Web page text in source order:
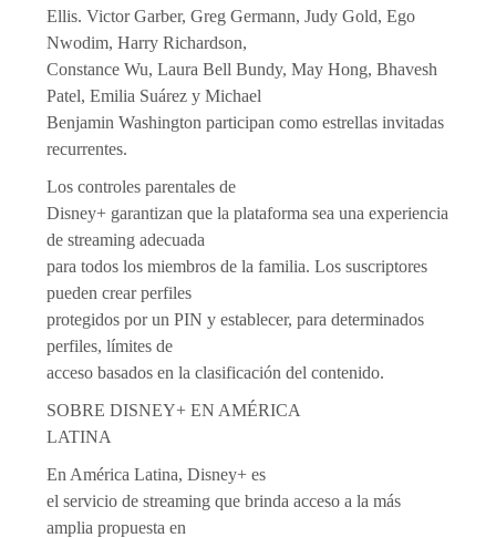
Ellis. Victor Garber, Greg Germann, Judy Gold, Ego
Nwodim, Harry Richardson,
Constance Wu, Laura Bell Bundy, May Hong, Bhavesh
Patel, Emilia Suárez y Michael
Benjamin Washington participan como estrellas invitadas
recurrentes.
Los controles parentales de
Disney+ garantizan que la plataforma sea una experiencia
de streaming adecuada
para todos los miembros de la familia. Los suscriptores
pueden crear perfiles
protegidos por un PIN y establecer, para determinados
perfiles, límites de
acceso basados en la clasificación del contenido.
SOBRE DISNEY+ EN AMÉRICA
LATINA
En América Latina, Disney+ es
el servicio de streaming que brinda acceso a la más
amplia propuesta en